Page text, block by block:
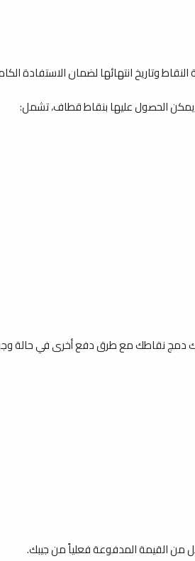
وتاريخ انتهائها لضمان الاستفادة
الحصول عليها بنقاط قطاف، تشمل:
دمج نقاطك مع طرق دفع أخرى في حالة
القيمة المدفوعة فعلياً من جيبك.